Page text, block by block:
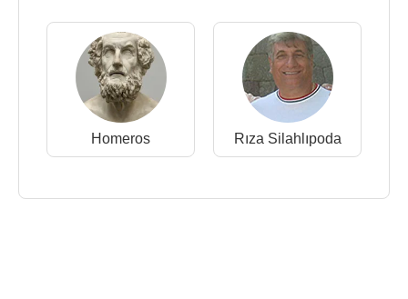
Homeros Rıza Silahlıpoda